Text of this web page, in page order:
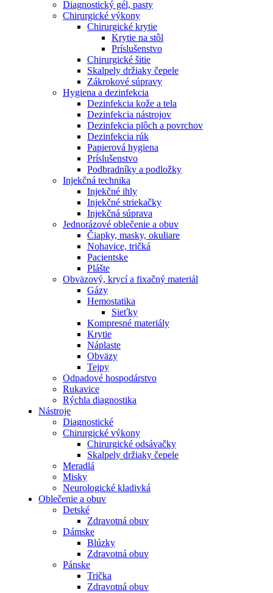
Diagnostický gél, pasty
Chirurgické výkony
Chirurgické krytie
Krytie na stôl
Príslušenstvo
Chirurgické šitie
Skalpely držiaky čepele
Zákrokové súpravy
Hygiena a dezinfekcia
Dezinfekcia kože a tela
Dezinfekcia nástrojov
Dezinfekcia plôch a povrchov
Dezinfekcia rúk
Papierová hygiena
Príslušenstvo
Podbradníky a podložky
Injekčná technika
Injekčné ihly
Injekčné striekačky
Injekčná súprava
Jednorázové oblečenie a obuv
Čiapky, masky, okuliare
Nohavice, tričká
Pacientske
Plášte
Obväzový, krycí a fixačný materiál
Gázy
Hemostatika
Sieťky
Kompresné materiály
Krytie
Náplaste
Obväzy
Tejpy
Odpadové hospodárstvo
Rukavice
Rýchla diagnostika
Nástroje
Diagnostické
Chirurgické výkony
Chirurgické odsávačky
Skalpely držiaky čepele
Meradlá
Misky
Neurologické kladivká
Oblečenie a obuv
Detské
Zdravotná obuv
Dámske
Blúzky
Zdravotná obuv
Pánske
Trička
Zdravotná obuv